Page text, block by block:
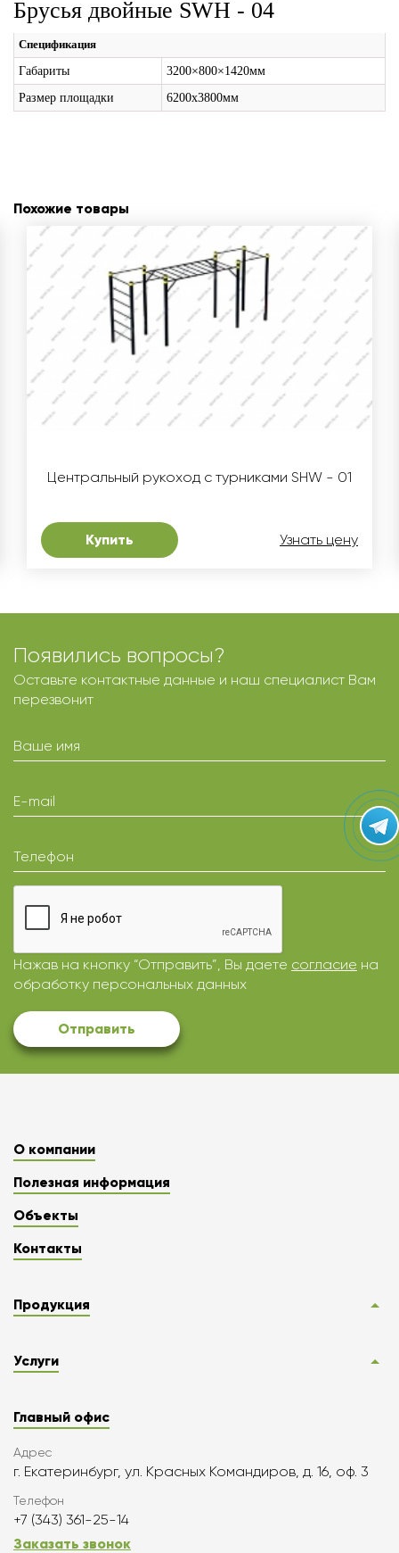
Брусья двойные SWH - 04
Спецификация
Габариты
3200×800×1420мм
Размер площадки
6200х3800мм
Похожие товары
Центральный рукоход с турниками SHW - 01
Купить Узнать цену
Появились вопросы?
Оставьте контактные данные и наш специалист Вам
перезвонит
Ваше имя
E-mail
Телефон
Нажав на кнопку “Отправить”, Вы даете согласие на
обработку персональных данных
Отправить
О компании
Полезная информация
Объекты
Контакты
Продукция
Услуги
Главный офис
Адрес
г. Екатеринбург, ул. Красных Командиров, д. 16, оф. 3
Телефон
+7 (343) 361-25-14
Заказать звонок